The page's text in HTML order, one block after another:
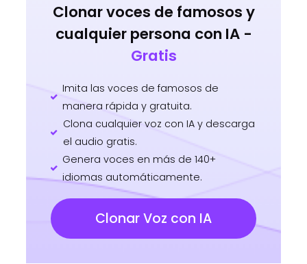
Clonar voces de famosos y
cualquier persona con IA -
Gratis
Imita las voces de famosos de
manera rápida y gratuita.
Clona cualquier voz con IA y descarga
el audio gratis.
Genera voces en más de 140+
idiomas automáticamente.
Clonar Voz con IA